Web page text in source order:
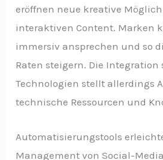
eröffnen neue kreative
interaktiven Content. Marken
immersiv ansprechen und so
Raten steigern. Die Integration
Technologien stellt allerdings
technische Ressourcen und
Automatisierungstools
Management von Social-